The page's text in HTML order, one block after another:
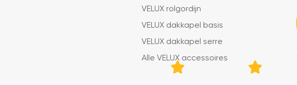
VELUX rolgordijn
VELUX dakkapel basis
VELUX dakkapel serre
Alle VELUX accessoires